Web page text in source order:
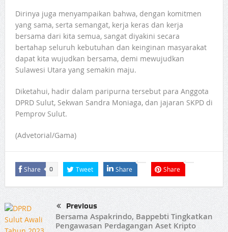
Dirinya juga menyampaikan bahwa, dengan komitmen
yang sama, serta semangat, kerja keras dan kerja
bersama dari kita semua, sangat diyakini secara
bertahap seluruh kebutuhan dan keinginan masyarakat
dapat kita wujudkan bersama, demi mewujudkan
Sulawesi Utara yang semakin maju.
Diketahui, hadir dalam paripurna tersebut para Anggota
DPRD Sulut, Sekwan Sandra Moniaga, dan jajaran SKPD di
Pemprov Sulut.
(Advetorial/Gama)
Share 0 Tweet Share Share
Previous
Bersama Aspakrindo, Bappebti Tingkatkan
Pengawasan Perdagangan Aset Kripto